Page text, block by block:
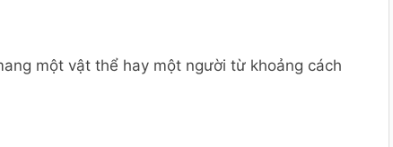
một vật thể hay một người từ khoảng cách